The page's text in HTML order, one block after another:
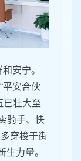
安宁。
平安合伙
已壮大至
骑手、快
穿梭于街
生力量。